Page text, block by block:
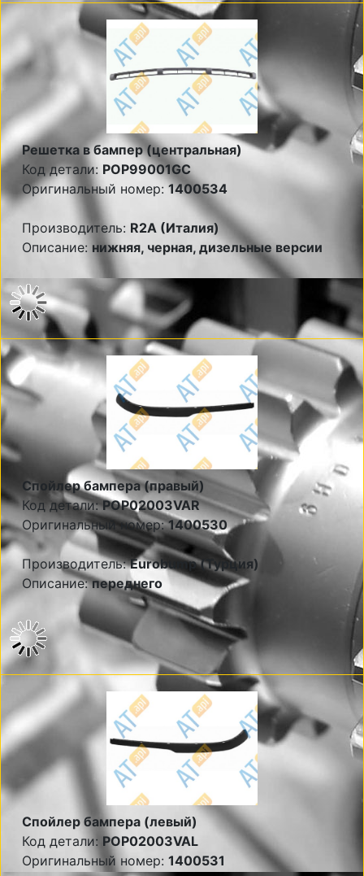
Решетка в бампер (центральная)
Код детали: POP99001GC
Оригинальный номер: 1400534
Производитель: R2A (Италия)
Описание: нижняя, черная, дизельные версии
Спойлер бампера (правый)
Код детали:POP02003VAR
Оригинальный номер:1400530
Производитель:Eurobump (Турция)
Описание:переднего
Спойлер бампера (левый)
Код детали: POP02003VAL
Оригинальный номер: 1400531